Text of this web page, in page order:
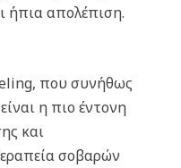
ήπια απολέπιση.
που συνήθως
η πιο έντονη
και
σοβαρών